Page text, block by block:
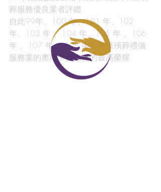
葬服務優良業者評鑑
自此99年、100 年、101 年、102
年、103 年 、104 年、105 年 、106
年 、107 年 、108 年皆榮獲殯葬禮儀
服務業的奧斯卡金像獎的最高榮耀